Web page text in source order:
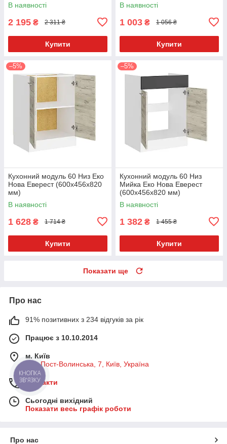
В наявності
2 195 ₴ 2 311 ₴
Купити
В наявності
1 003 ₴ 1 056 ₴
Купити
–5%
Кухонний модуль 60 Низ Еко
Нова Еверест (600х456х820
мм)
В наявності
1 628 ₴ 1 714 ₴
Купити
–5%
Кухонний модуль 60 Низ
Мийка Еко Нова Еверест
(600х456х820 мм)
В наявності
1 382 ₴ 1 455 ₴
Купити
Показати ще
Про нас
91% позитивних з 234 відгуків за рік
Працює з 10.10.2014
м. Київ
вул. Пост-Волинська, 7, Київ, Україна
Контакти
Сьогодні вихідний
Показати весь графік роботи
Про нас
КНОПКА
ЗВ'ЯЗКУ